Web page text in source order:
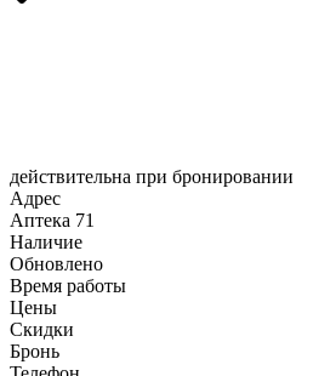
действительна при бронировании
Адрес
Аптека 71
Наличие
Обновлено
Время работы
Цены
Скидки
Бронь